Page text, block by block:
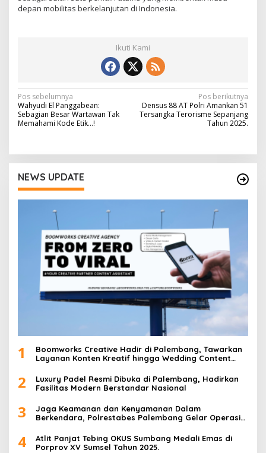
depan mobilitas berkelanjutan di Indonesia.
Ikuti Kami
N
a
i
g
a
s
Pos sebelumnya
Wahyudi El Panggabean:
Sebagian Besar Wartawan Tak
Memahami Kode Etik…!
Pos berikutnya
Densus 88 AT Polri Amankan 51
Tersangka Terorisme Sepanjang
Tahun 2025.
NEWS UPDATE
1
Boomworks Creative Hadir di Palembang, Tawarkan
Layanan Konten Kreatif hingga Wedding Content
2
Luxury Padel Resmi Dibuka di Palembang, Hadirkan
Fasilitas Modern Berstandar Nasional
3
Jaga Keamanan dan Kenyamanan Dalam
Berkendara, Polrestabes Palembang Gelar Operasi
4
Atlit Panjat Tebing OKUS Sumbang Medali Emas di
Porprov XV Sumsel Tahun 2025.